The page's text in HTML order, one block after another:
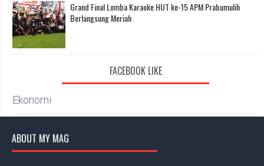
Grand Final Lomba Karaoke HUT ke-15 APM Prabumulih
Berlangsung Meriah
FACEBOOK LIKE
Ekonomi
ABOUT MY MAG